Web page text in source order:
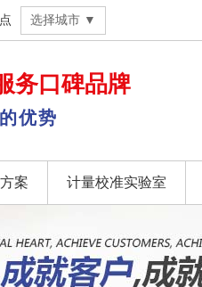
选择城市 ▼
务口碑品牌
优势
案 计量校准实验室